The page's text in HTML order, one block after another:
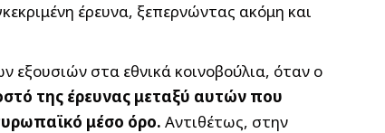
έρευνα, ξεπερνώντας ακόμη και
εξουσιών στα εθνικά κοινοβούλια, όταν ο
της έρευνας μεταξύ αυτών που
μέσο όρο. Αντιθέτως, στην